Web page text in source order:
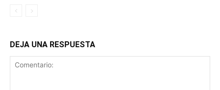
DEJA UNA RESPUESTA